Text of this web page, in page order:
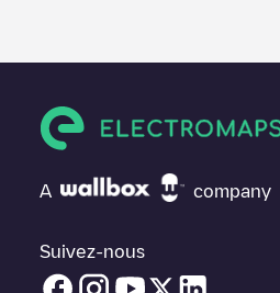
fournissent des informations utiles
expérience possible pour les
Les avis des conducteurs de
les plus appropriées selon la
Warszawa.N'hésitez donc pas à
A company
Suivez-nous